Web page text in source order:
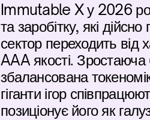
Immutable X у 2026
та заробітку, які
сектор переходить від
AAA якості. Зростаюча
збалансована
гіганти ігор
позиціонує його як